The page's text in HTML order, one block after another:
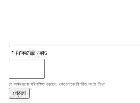
* সিকিউরিটি কোড
যে অক্ষরগুলো পরিলক্ষিত করছেন, সেগুলোকে বিপরীত অংশে লিখুন